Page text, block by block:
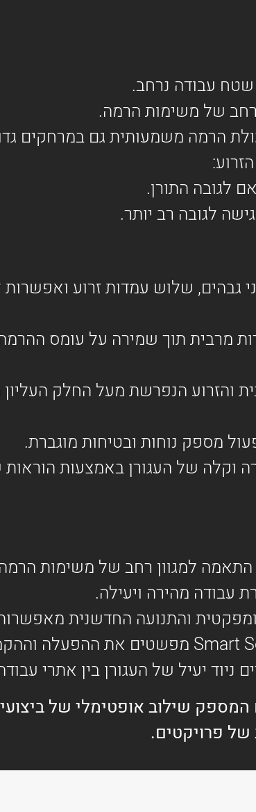
גבהים, שלוש עמדות זרוע
מרבית תוך שמירה על עומס
והזרוע הנפרשת מעל החלק
מספק נוחות ובטיחות מוגברת.
וקלה של העגורן באמצעות
למגוון רחב של משימות
והתנועה החדשנית מאפשרות
יעיל של העגורן בין אתרי
שילוב אופטימלי של
של פרויקטים.